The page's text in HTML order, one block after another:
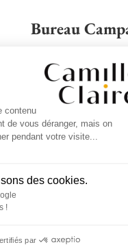
Bureau
2
04 42 95 77
contenu
de vous déranger, mais on
pendant votre visite...
des cookies.
!
par